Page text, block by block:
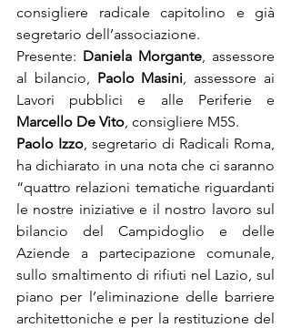
consigliere radicale capitolino e già
segretario dell’associazione.
Presente: Daniela Morgante, assessore
al bilancio, Paolo Masini, assessore ai
Marcello De Vito, consigliere M5S.
Paolo Izzo, segretario di Radicali Roma,
ha dichiarato in una nota che ci saranno
“quattro relazioni tematiche riguardanti
le nostre iniziative e il nostro lavoro sul
bilancio del Campidoglio e delle
Aziende a partecipazione comunale,
sullo smaltimento di rifiuti nel Lazio, sul
piano per l’eliminazione delle barriere
architettoniche e per la restituzione del